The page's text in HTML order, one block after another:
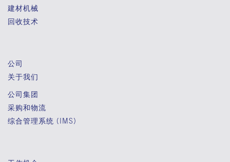
建材机械
回收技术
公司
关于我们
公司集团
采购和物流
综合管理系统 (IMS)